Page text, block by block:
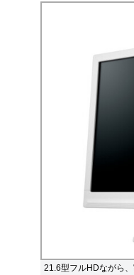
21.6型フルHDながら